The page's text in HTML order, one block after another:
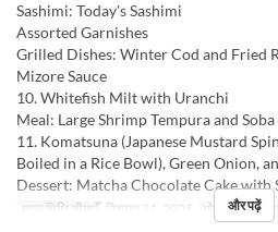
Sashimi: Today's Sashimi
Assorted Garnishes
Grilled Dishes: Winter Cod and Fried
Mizore Sauce
10. Whitefish Milt with Uranchi
Meal: Large Shrimp Tempura and
11. Komatsuna (Japanese Mustard
Boiled in a Rice Bowl), Green Onion,
Dessert: Matcha Chocolate Cake with
मान्य तिथि सीमाएँ दिसम्बर 31, 2025 भोजन रात का
और पढ़ें